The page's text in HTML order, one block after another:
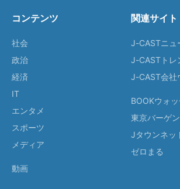
コンテンツ
社会
政治
経済
IT
エンタメ
スポーツ
メディア
動画
関連サイト
J-CASTニュ
J-CASTトレ
J-CAST会社
BOOKウォ
東京バーゲ
Jタウンネッ
ゼロまる